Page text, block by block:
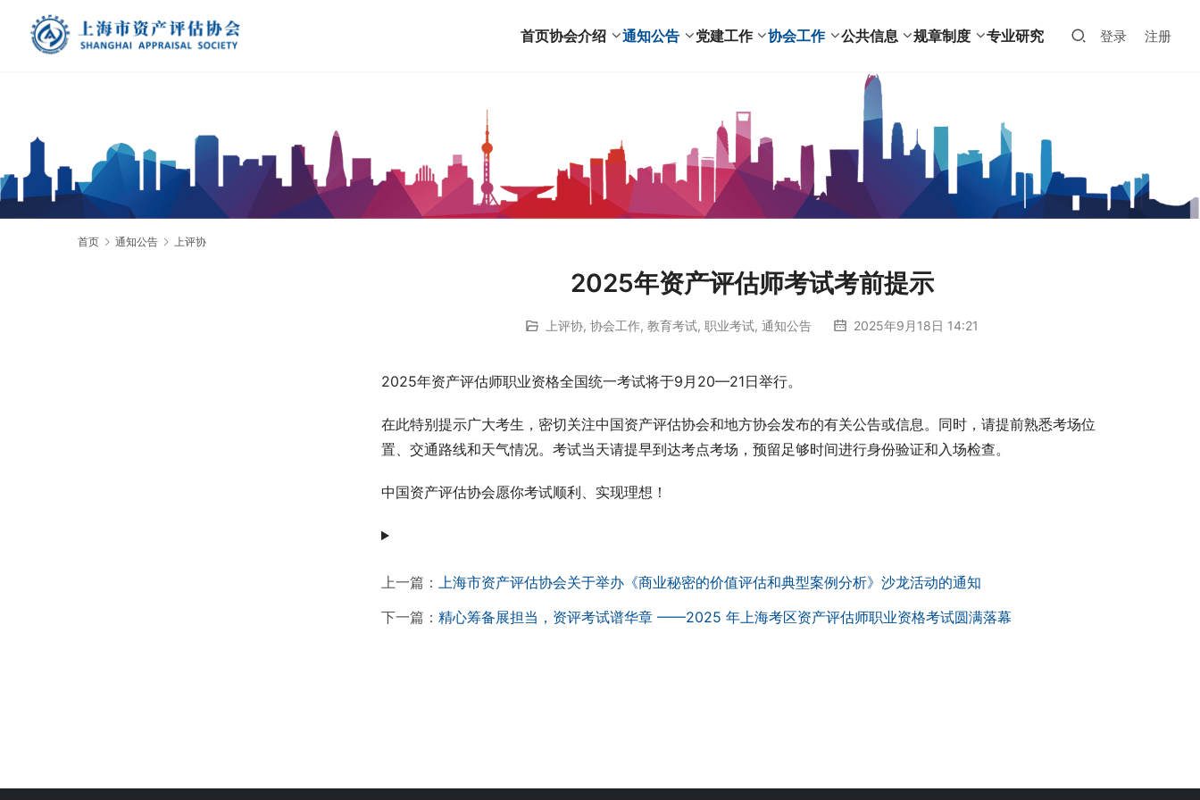
首页协会介绍 通知公告 党建工作 协会工作 公共信息 规章制度 专业研究 登录 注册
首页 通知公告 上评协
2025年资产评估师考试考前提示
上评协, 协会工作, 教育考试, 职业考试, 通知公告 2025年9月18日 14:21
2025年资产评估师职业资格全国统一考试将于9月20—21日举行。
在此特别提示广大考生，密切关注中国资产评估协会和地方协会发布的有关公告或信息。同时，请提前熟悉考场位
置、交通路线和天气情况。考试当天请提早到达考点考场，预留足够时间进行身份验证和入场检查。
中国资产评估协会愿你考试顺利、实现理想！
上一篇： 上海市资产评估协会关于举办《商业秘密的价值评估和典型案例分析》沙龙活动的通知
下一篇： 精心筹备展担当，资评考试谱华章 ——2025 年上海考区资产评估师职业资格考试圆满落幕​